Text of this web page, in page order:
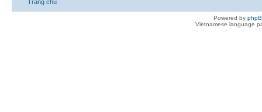
Trang chủ
Powered by
Vietnamese language